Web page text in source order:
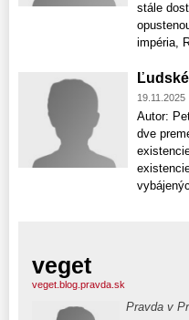
stále
impéria,
19.11.2025
Autor:
dve
veget
veget.blog.pravda.sk
Pravda v